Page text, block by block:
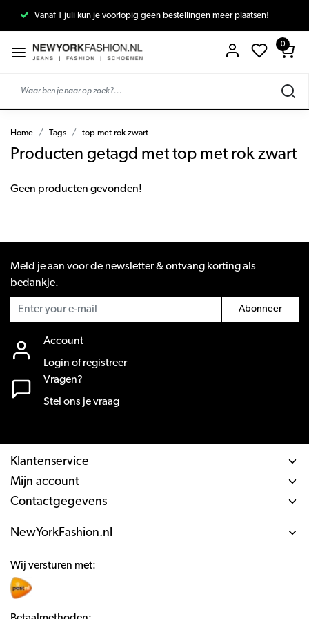
Vanaf 1 juli kun je voorlopig geen bestellingen meer plaatsen!
0
Home Tags top met rok zwart
Producten getagd met top met rok zwart
Geen producten gevonden!
Meld je aan voor de newsletter & ontvang korting als
bedankje.
Abonneer
Account
Login of registreer
Vragen?
Stel ons je vraag
Klantenservice
Mijn account
Contactgegevens
NewYorkFashion.nl
Wij versturen met: